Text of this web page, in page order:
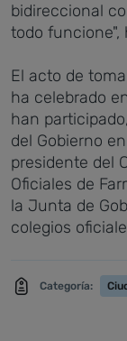
bidireccional
todo funcione",
El acto de
ha celebrado
han
del Gobierno
presidente del
Oficiales de
la Junta de
colegios
Categoría: